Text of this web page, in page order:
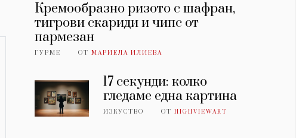
Кремообразно ризото с шафран,
тигрови скариди и чипс от
пармезан
ГУРМЕ ОТ МАРИЕЛА ИЛИЕВА
17 секунди: колко
гледаме една картина
ИЗКУСТВО ОТHIGHVIEWART